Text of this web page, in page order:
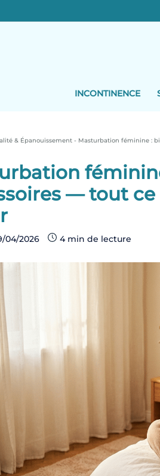
INCONTINENCE
& Épanouissement - Masturbation féminine :
— tout
04/2026